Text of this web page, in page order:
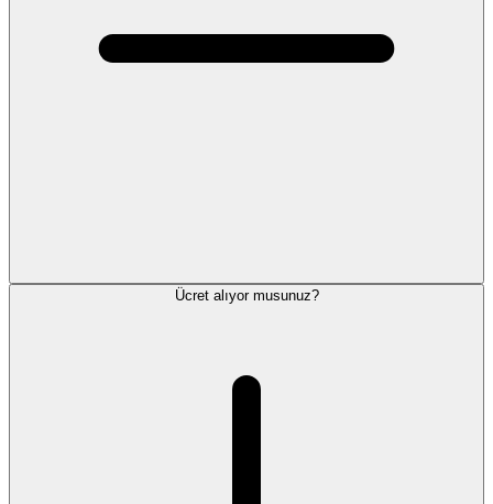
Ücret alıyor musunuz?